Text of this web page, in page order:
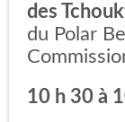
des
du Polar
10 h 30 à